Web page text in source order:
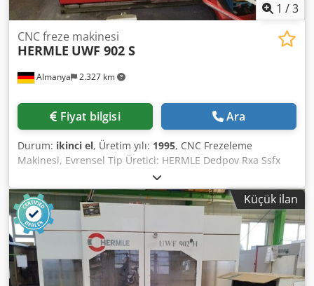
1 /3
Almanya 2.327 km
CNC freze makinesi
HERMLE UWF 902 S
Fiyat bilgisi Ara
Durum: ikinci el, Üretim yılı: 1995, CNC Frezeleme
Makinesi, Evrensel Tip Üretici: HERMLE Dedpov Rxa Ssfx
Aipjck Tip: UWF 902 S Üretim Yılı: 1995 Çalışma Saati:
65.071 Kontrol Ünitesi: HEIDENHAIN TNC 426 Çalışma Alanı
X/Y/Z: 600 x 450 x 500 mm Devir Aralığı: 20 - 6.300 dev/dak.
Takım Tutucu: SK 40 M & H 3D Prob (iş parçasını ölçmek
için) Dikey-Yatay Frezeleme Aparatı Matkap Mandreni
Soğutma Sistemi Döner Tabla: 900 x 458 Ağırlık: 4.000 kg
Makine Ölçüleri: Uzunluk x Genişlik x Yükseklik, yaklaşık:
3.900 x 2.000 x 2.000 mm ä3826
Küçük ilan